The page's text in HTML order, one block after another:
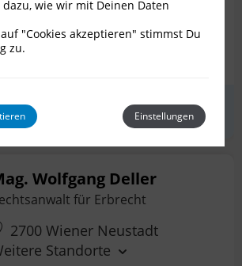
zum Profil
Wolfgang Deller
für Erbrecht
2700 Wiener Neustadt
Standorte
wie wir mit Deinen Daten
"Cookies akzeptieren" stimmst Du
zu.
Einstellungen